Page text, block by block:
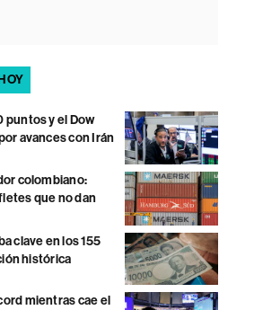
puntos y el Dow
avances con Irán
colombiano:
que no dan
clave en los 155
histórica
mientras cae el